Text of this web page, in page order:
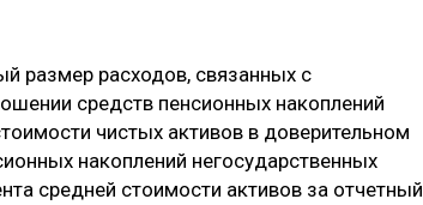
размер расходов, связанных с
средств пенсионных накоплений
чистых активов в доверительном
накоплений негосударственных
средней стоимости активов за отчетный